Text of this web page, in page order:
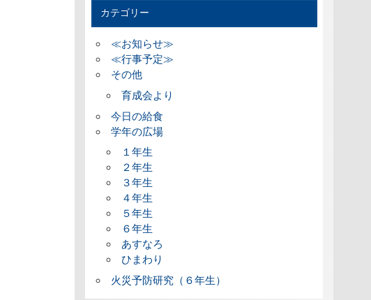
カテゴリー
≪お知らせ≫
≪行事予定≫
その他
育成会より
今日の給食
学年の広場
１年生
２年生
３年生
４年生
５年生
６年生
あすなろ
ひまわり
火災予防研究（６年生）